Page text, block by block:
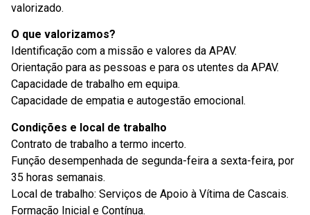
valorizado.
O que valorizamos?
Identificação com a missão e valores da APAV.
Orientação para as pessoas e para os utentes da APAV.
Capacidade de trabalho em equipa.
Capacidade de empatia e autogestão emocional.
Condições e local de trabalho
Contrato de trabalho a termo incerto.
Função desempenhada de segunda-feira a sexta-feira, por
35 horas semanais.
Local de trabalho: Serviços de Apoio à Vítima de Cascais.
Formação Inicial e Contínua.